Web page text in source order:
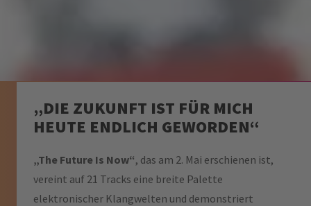
„DIE ZUKUNFT IST FÜR MICH
HEUTE ENDLICH GEWORDEN“
„The Future Is Now“, das am 2. Mai erschienen ist,
vereint auf 21 Tracks eine breite Palette
elektronischer Klangwelten und demonstriert